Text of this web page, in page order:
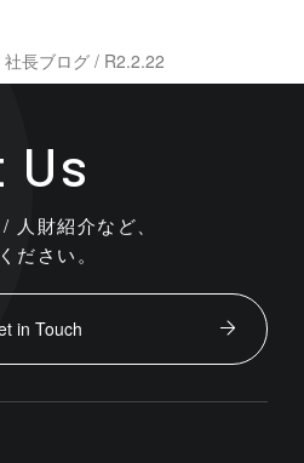
社長ブログ / R2.2.22
Us
人財紹介など、
ださい。
in Touch